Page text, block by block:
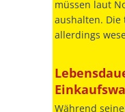
müssen laut
aushalten. Die
allerdings
Während